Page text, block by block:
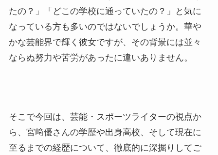
たの？」「どこの学校に通っていたの？」と気に
なっている方も多いのではないでしょうか。華や
かな芸能界で輝く彼女ですが、その背景には並々
ならぬ努力や苦労があったに違いありません。
そこで今回は、芸能・スポーツライターの視点か
ら、宮﨑優さんの学歴や出身高校、そして現在に
至るまでの経歴について、徹底的に深掘りしてご